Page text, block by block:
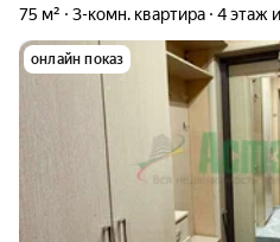
75 м² 3-комн. квартира 4 этаж
онлайн показ